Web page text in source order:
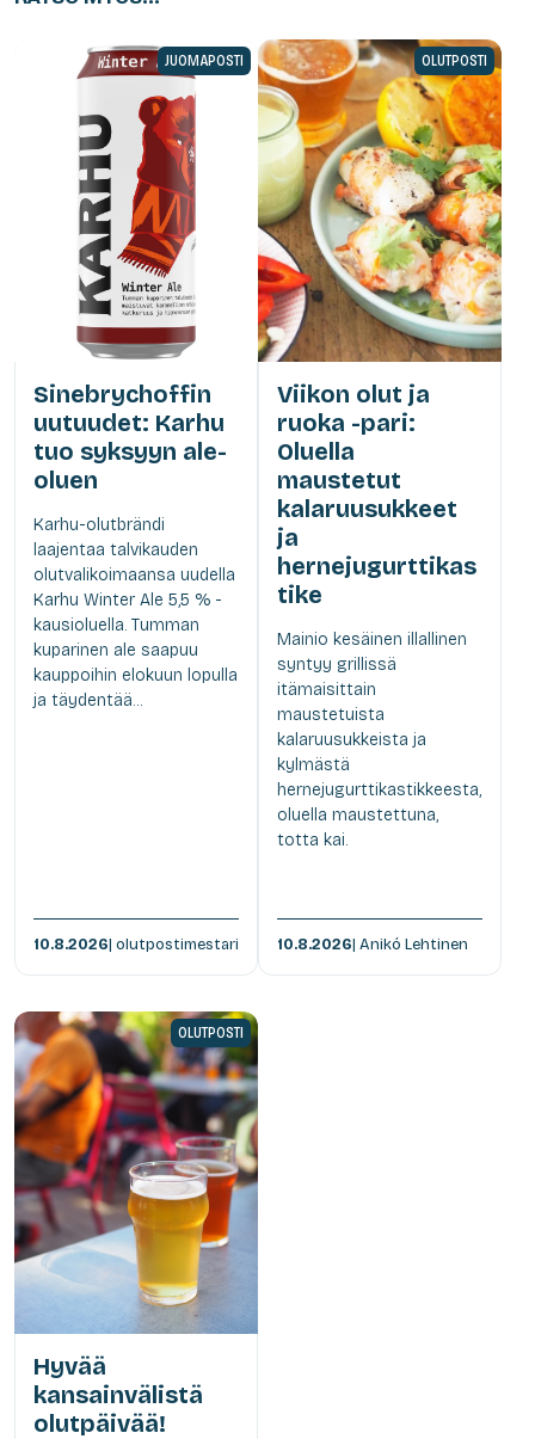
JUOMAPOSTI
Sinebrychoffin
uutuudet: Karhu
tuo syksyyn ale-
oluen
Karhu-olutbrändi
laajentaa talvikauden
olutvalikoimaansa uudella
Karhu Winter Ale 5,5 % -
kausioluella. Tumman
kuparinen ale saapuu
kauppoihin elokuun lopulla
ja täydentää...
10.8.2026| olutpostimestari
OLUTPOSTI
Viikon olut ja
ruoka -pari:
Oluella
maustetut
kalaruusukkeet
ja
hernejugurttikas
tike
Mainio kesäinen illallinen
syntyy grillissä
itämaisittain
maustetuista
kalaruusukkeista ja
kylmästä
hernejugurttikastikkeesta,
oluella maustettuna,
totta kai.
10.8.2026| Anikó Lehtinen
OLUTPOSTI
Hyvää
kansainvälistä
olutpäivää!